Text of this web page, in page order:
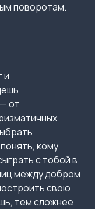
поворотам.
и
от
кому
с тобой в
между добром
свою
тем сложнее